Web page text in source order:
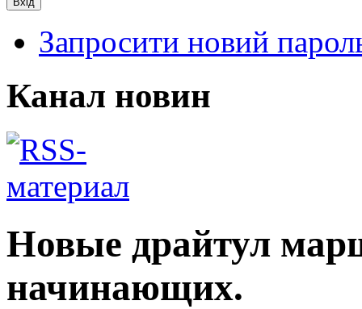
Запросити новий
Канал новин
Новые драйтул
начинающих.